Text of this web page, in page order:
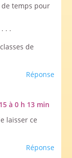
temps pour
. .
de
Réponse
à 0 h 13 min
laisser ce
Réponse